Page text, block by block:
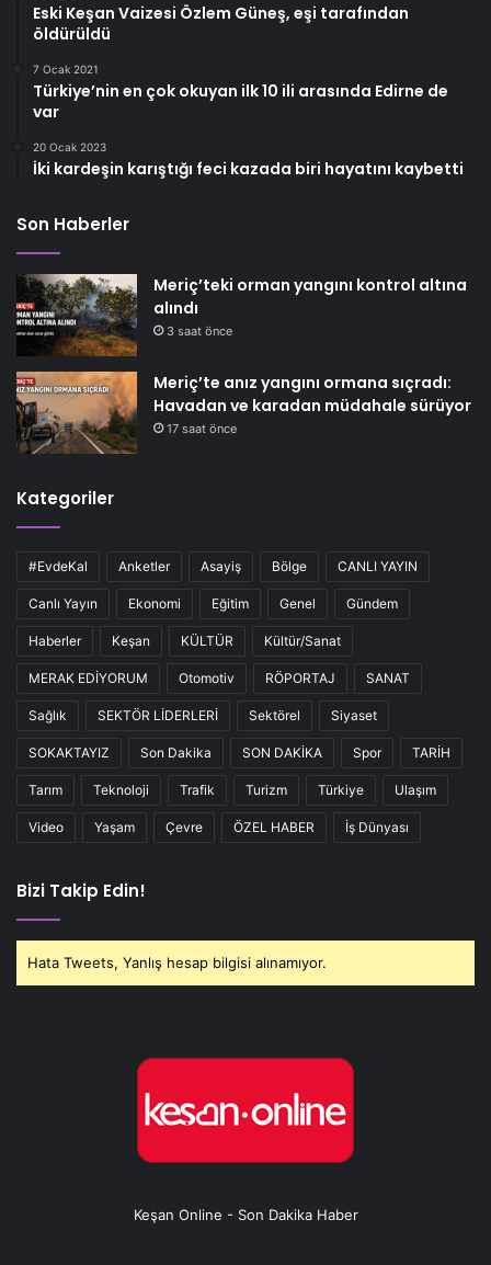
Eski Keşan Vaizesi Özlem Güneş, eşi tarafından
öldürüldü
7 Ocak 2021
Türkiye’nin en çok okuyan ilk 10 ili arasında Edirne de
var
20 Ocak 2023
İki kardeşin karıştığı feci kazada biri hayatını kaybetti
Son Haberler
Meriç’teki orman yangını kontrol altına
alındı
3 saat önce
Meriç’te anız yangını ormana sıçradı:
Havadan ve karadan müdahale sürüyor
17 saat önce
Kategoriler
#EvdeKal Anketler Asayiş Bölge CANLI YAYIN
Canlı Yayın Ekonomi Eğitim Genel Gündem
Haberler Keşan KÜLTÜR Kültür/Sanat
MERAK EDİYORUM Otomotiv RÖPORTAJ SANAT
Sağlık SEKTÖR LİDERLERİ Sektörel Siyaset
SOKAKTAYIZ Son Dakika SON DAKİKA Spor TARİH
Tarım Teknoloji Trafik Turizm Türkiye Ulaşım
Video Yaşam Çevre ÖZEL HABER İş Dünyası
Bizi Takip Edin!
Hata Tweets, Yanlış hesap bilgisi alınamıyor.
Keşan Online - Son Dakika Haber